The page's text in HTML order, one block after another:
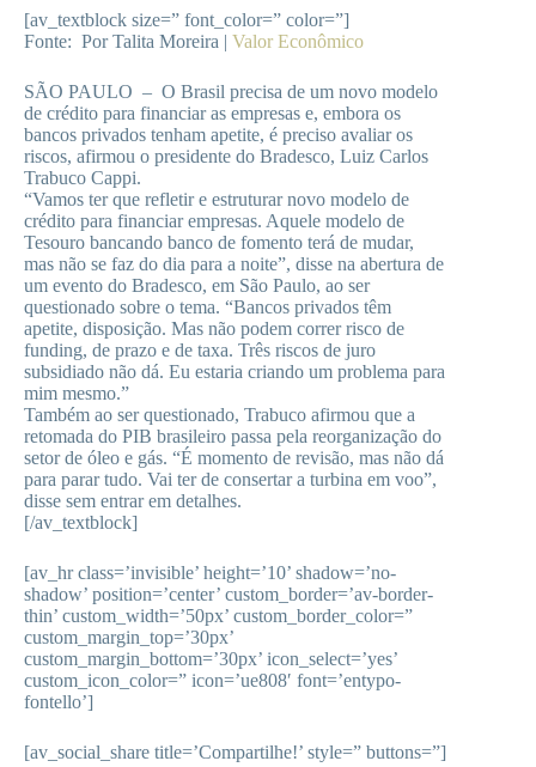
[av_textblock size=” font_color=” color=”]
Fonte: Por Talita Moreira | Valor Econômico
SÃO PAULO – O Brasil precisa de um novo modelo
de crédito para financiar as empresas e, embora os
bancos privados tenham apetite, é preciso avaliar os
riscos, afirmou o presidente do Bradesco, Luiz Carlos
Trabuco Cappi.
“Vamos ter que refletir e estruturar novo modelo de
crédito para financiar empresas. Aquele modelo de
Tesouro bancando banco de fomento terá de mudar,
mas não se faz do dia para a noite”, disse na abertura de
um evento do Bradesco, em São Paulo, ao ser
questionado sobre o tema. “Bancos privados têm
apetite, disposição. Mas não podem correr risco de
funding, de prazo e de taxa. Três riscos de juro
subsidiado não dá. Eu estaria criando um problema para
mim mesmo.”
Também ao ser questionado, Trabuco afirmou que a
retomada do PIB brasileiro passa pela reorganização do
setor de óleo e gás. “É momento de revisão, mas não dá
para parar tudo. Vai ter de consertar a turbina em voo”,
disse sem entrar em detalhes.
[/av_textblock]
[av_hr class=’invisible’ height=’10’ shadow=’no-
shadow’ position=’center’ custom_border=’av-border-
thin’ custom_width=’50px’ custom_border_color=”
custom_margin_top=’30px’
custom_margin_bottom=’30px’ icon_select=’yes’
custom_icon_color=” icon=’ue808′ font=’entypo-
fontello’]
[av_social_share title=’Compartilhe!’ style=” buttons=”]